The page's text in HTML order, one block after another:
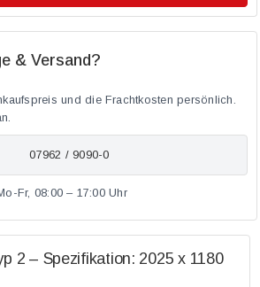
& Versand?
und die Frachtkosten persönlich.
07962 / 9090-0
Fr, 08:00 – 17:00 Uhr
2 – Spezifikation: 2025 x 1180